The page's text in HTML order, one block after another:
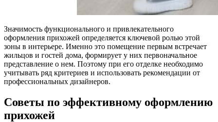
Значимость функционального и привлекательного
оформления прихожей определяется ключевой ролью этой
зоны в интерьере. Именно это помещение первым встречает
жильцов и гостей дома, формирует у них первоначальное
представление о нем. Поэтому при его отделке необходимо
учитывать ряд критериев и использовать рекомендации от
профессиональных дизайнеров.
Советы по эффективному оформлению
прихожей